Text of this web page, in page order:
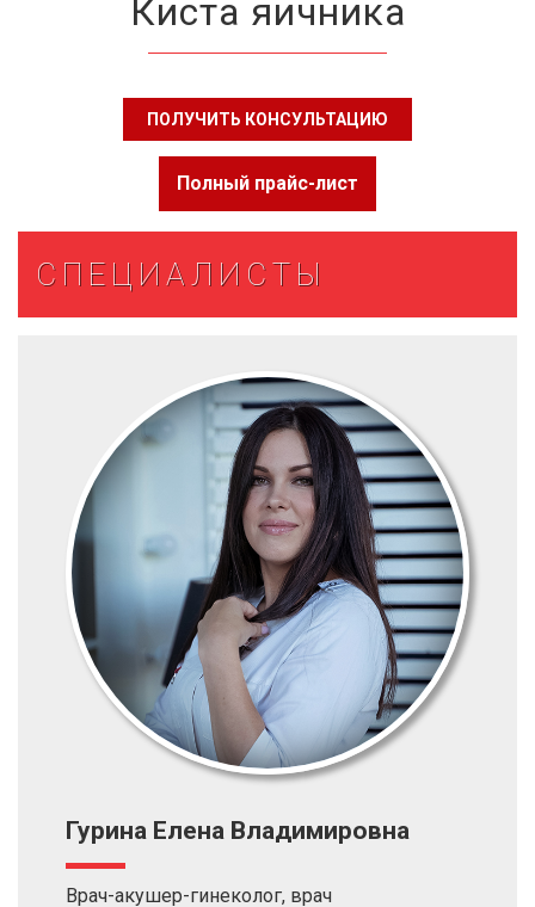
Киста яичника
ПОЛУЧИТЬ КОНСУЛЬТАЦИЮ
Полный прайс-лист
СПЕЦИАЛИСТЫ
Гурина Елена Владимировна
Врач-акушер-гинеколог, врач